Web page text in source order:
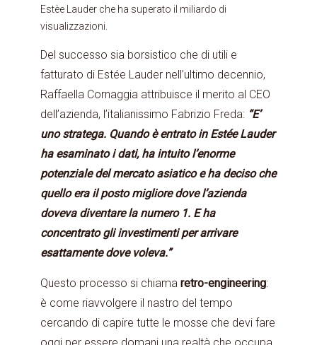
Estèe Lauder che ha superato il miliardo di
visualizzazioni.
Del successo sia borsistico che di utili e
fatturato di Estée Lauder nell’ultimo decennio,
Raffaella Cornaggia attribuisce il merito al CEO
dell’azienda, l’italianissimo Fabrizio Freda: “E’
uno stratega. Quando è entrato in Estée Lauder
ha esaminato i dati, ha intuito l’enorme
potenziale del mercato asiatico e ha deciso che
quello era il posto migliore dove l’azienda
doveva diventare la numero 1. E ha
concentrato gli investimenti per arrivare
esattamente dove voleva.”
Questo processo si chiama retro-engineering:
è come riavvolgere il nastro del tempo
cercando di capire tutte le mosse che devi fare
oggi per essere domani una realtà che occupa